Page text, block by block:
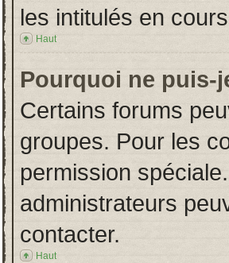
les intitulés en
Haut
Pourquoi ne puis-
Certains forums
groupes. Pour les
permission
administrateurs
contacter.
Haut